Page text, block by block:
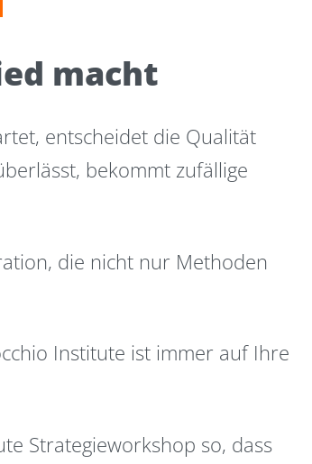
macht
entscheidet die Qualität
bekommt zufällige
die nicht nur Methoden
Institute ist immer auf Ihre
Strategieworkshop so, dass